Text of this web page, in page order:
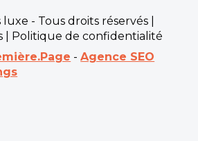
- Tous droits réservés |
Politique de confidentialité
-Agence SEO